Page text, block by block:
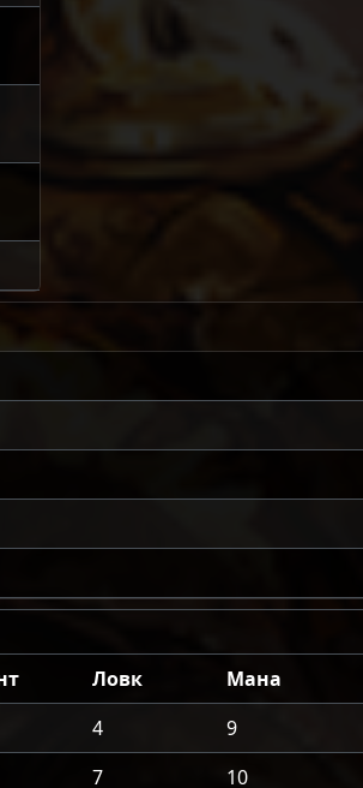
Ловк Мана
4 9
7 10